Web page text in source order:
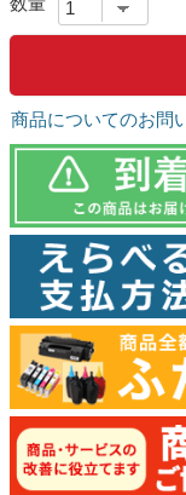
商品についてのお問